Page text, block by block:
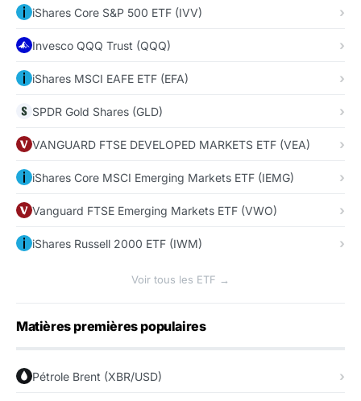
iShares Core S&P 500 ETF (IVV)
Invesco QQQ Trust (QQQ)
iShares MSCI EAFE ETF (EFA)
SPDR Gold Shares (GLD)
VANGUARD FTSE DEVELOPED MARKETS ETF (VEA)
iShares Core MSCI Emerging Markets ETF (IEMG)
Vanguard FTSE Emerging Markets ETF (VWO)
iShares Russell 2000 ETF (IWM)
Voir tous les ETF →
Matières premières populaires
Pétrole Brent (XBR/USD)